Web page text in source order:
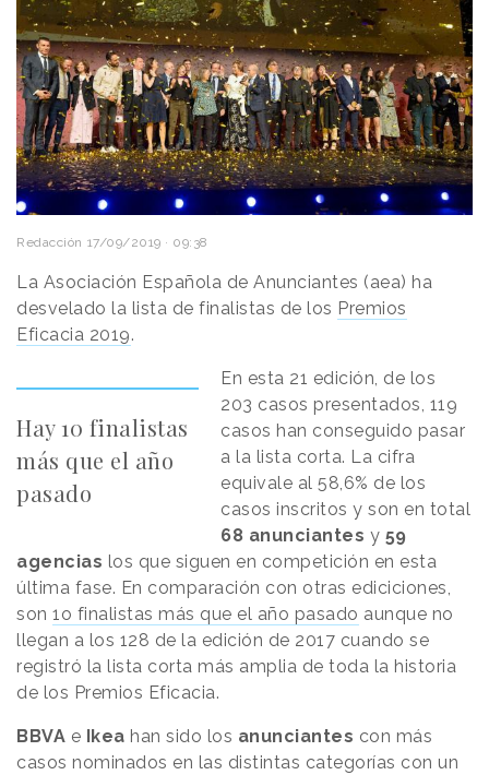
Redacción 17/09/2019 · 09:38
La Asociación Española de Anunciantes (aea) ha
desvelado la lista de finalistas de los Premios
Eficacia 2019.
Hay 10 finalistas
más que el año
pasado
En esta 21 edición, de los
203 casos presentados, 119
casos han conseguido pasar
a la lista corta. La cifra
equivale al 58,6% de los
casos inscritos y son en total
68 anunciantes y 59
agencias los que siguen en competición en esta
última fase. En comparación con otras ediciciones,
son 1o finalistas más que el año pasado aunque no
llegan a los 128 de la edición de 2017 cuando se
registró la lista corta más amplia de toda la historia
de los Premios Eficacia.
BBVA e Ikea han sido los anunciantes con más
casos nominados en las distintas categorías con un